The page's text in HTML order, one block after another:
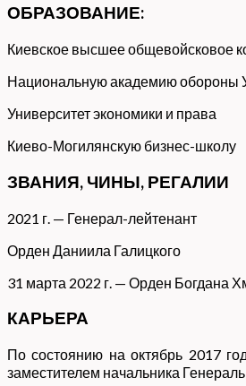
ОБРАЗОВАНИЕ:
Киевское высшее общевойсковое
Национальную академию обороны
Университет экономики и права
Киево-Могилянскую бизнес-школу
ЗВАНИЯ, ЧИНЫ, РЕГАЛИИ
2021 г. — Генерал-лейтенант
Орден Даниила Галицкого
31 марта 2022 г. — Орден Богдана
КАРЬЕРА
По состоянию на октябрь 2017
заместителем начальника